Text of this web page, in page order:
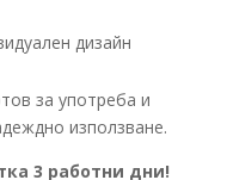
дизайн
за употреба и
използване.
3 работни дни!